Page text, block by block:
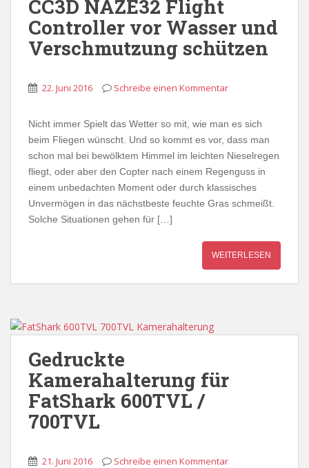
CC3D NAZE32 Flight
Controller vor Wasser und
Verschmutzung schützen
22. Juni 2016 Schreibe einen Kommentar
Nicht immer Spielt das Wetter so mit, wie man es sich
beim Fliegen wünscht. Und so kommt es vor, dass man
schon mal bei bewölktem Himmel im leichten Nieselregen
fliegt, oder aber den Copter nach einem Regenguss in
einem unbedachten Moment oder durch klassisches
Unvermögen in das nächstbeste feuchte Gras schmeißt.
Solche Situationen gehen für […]
WEITERLESEN
Gedruckte
Kamerahalterung für
FatShark 600TVL /
700TVL
21. Juni 2016 Schreibe einen Kommentar